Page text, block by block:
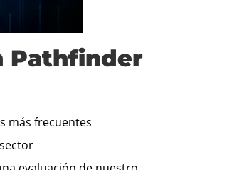
Pathfinder
más frecuentes